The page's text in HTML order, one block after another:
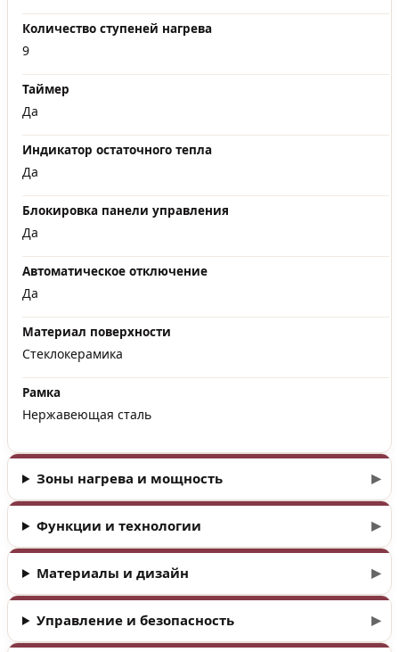
Количество ступеней нагрева
9
Таймер
Да
Индикатор остаточного тепла
Да
Блокировка панели управления
Да
Автоматическое отключение
Да
Материал поверхности
Стеклокерамика
Рамка
Нержавеющая сталь
Зоны нагрева и мощность
Функции и технологии
Материалы и дизайн
Управление и безопасность